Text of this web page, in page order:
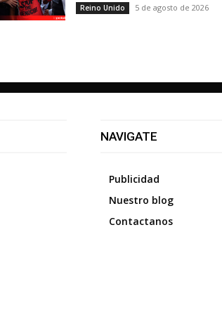
Reino Unido 5 de agosto de 2026
NAVIGATE
Publicidad
Nuestro blog
Contactanos